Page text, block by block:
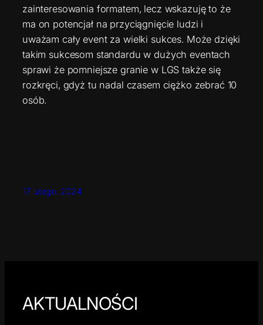
zainteresowania formatem, lecz wskazuję to że
ma on potencjał na przyciągnięcie ludzi i
uważam cały event za wielki sukces. Może dzięki
takim sukcesom standardu w dużych eventach
sprawi że pomniejsze granie w LGS także się
rozkręci, gdyż tu nadal czasem ciężko zebrać 10
osób.
17 lutego, 2024
AKTUALNOŚCI